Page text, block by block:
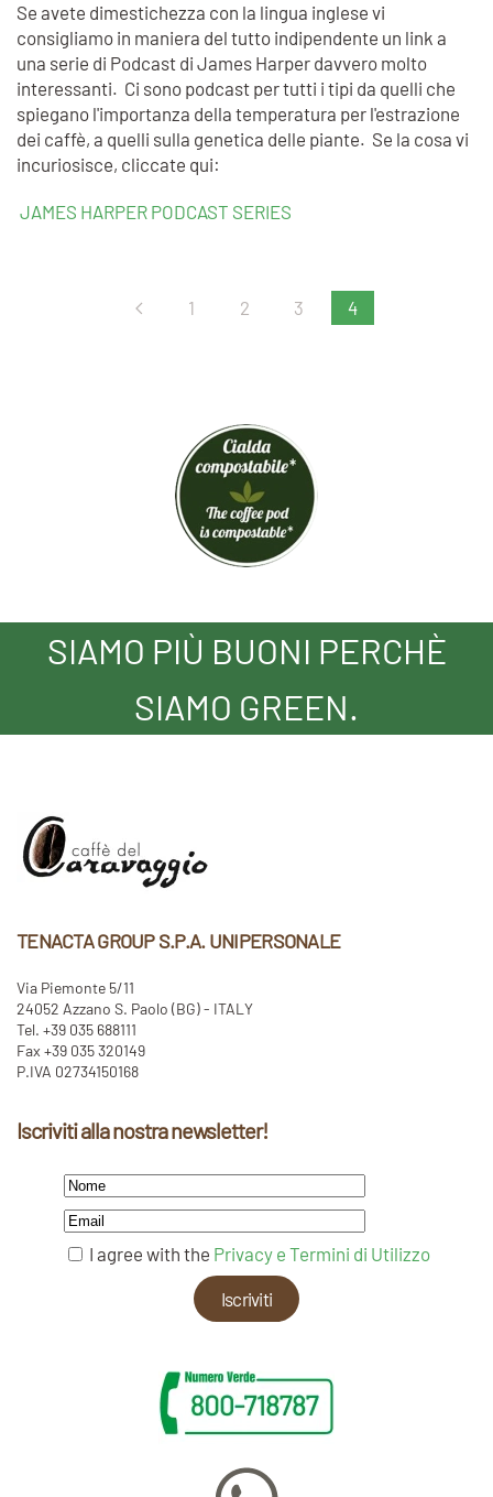
Se avete dimestichezza con la lingua inglese vi
consigliamo in maniera del tutto indipendente un link a
una serie di Podcast di James Harper davvero molto
interessanti. Ci sono podcast per tutti i tipi da quelli che
spiegano l'importanza della temperatura per l'estrazione
dei caffè, a quelli sulla genetica delle piante. Se la cosa vi
incuriosisce, cliccate qui:
JAMES HARPER PODCAST SERIES
1 2 3 4
SIAMO PIÙ BUONI PERCHÈ
SIAMO GREEN.
TENACTA GROUP S.P.A. UNIPERSONALE
Via Piemonte 5/11
24052 Azzano S. Paolo (BG) - ITALY
Tel. +39 035 688111
Fax +39 035 320149
P.IVA 02734150168
Iscriviti alla nostra newsletter!
I agree with the Privacy e Termini di Utilizzo